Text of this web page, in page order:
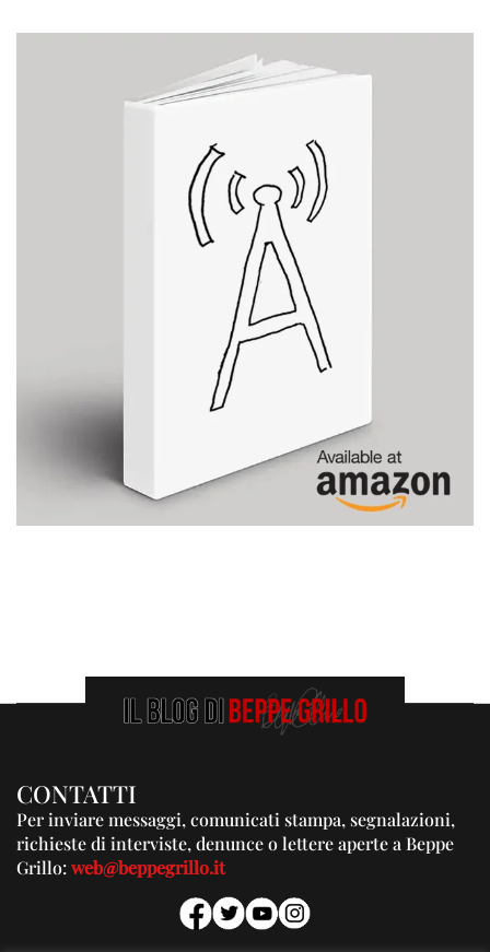
CONTATTI
Per inviare messaggi, comunicati stampa, segnalazioni,
richieste di interviste, denunce o lettere aperte a Beppe
Grillo:web@beppegrillo.it